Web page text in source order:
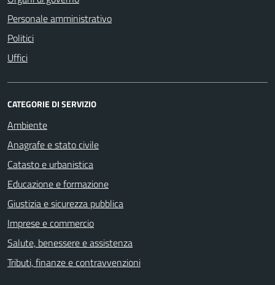
Personale amministrativo
Politici
Uffici
CATEGORIE DI SERVIZIO
Ambiente
Anagrafe e stato civile
Catasto e urbanistica
Educazione e formazione
Giustizia e sicurezza pubblica
Imprese e commercio
Salute, benessere e assistenza
Tributi, finanze e contravvenzioni